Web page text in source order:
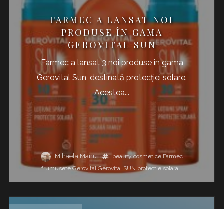
FARMEC A LANSAT NOI
PRODUSE ÎN GAMA
GEROVITAL SUN
Farmec a lansat 3 noi produse în gama
Gerovital Sun, destinată protecției solare.
Acestea...
Mihaela Manu beauty cosmetice Farmec
frumusete Gerovital Gerovital SUN protectie solara